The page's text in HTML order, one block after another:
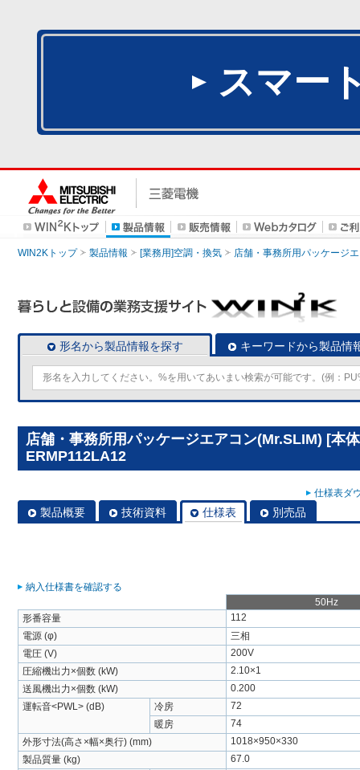
スマー
WIN2Kトップ 製品情報 [業務用]空調・換気 店舗・事務所用パッケージ
形名から製品情報を探す キーワードから製品情
店舗・事務所用パッケージエアコン(Mr.SLIM) [本
ERMP112LA12
仕様表ダ
製品概要 技術資料 仕様表 別売品
納入仕様書を確認する
50Hz
形番容量
112
電源 (φ)
三相
電圧 (V)
200V
圧縮機出力×個数 (kW)
2.10×1
送風機出力×個数 (kW)
0.200
運転音<PWL> (dB)
冷房
72
暖房
74
外形寸法(高さ×幅×奥行) (mm)
1018×950×330
製品質量 (kg)
67.0